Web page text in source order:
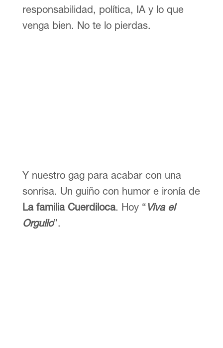
responsabilidad, política, IA y lo que
venga bien. No te lo pierdas.
Y nuestro gag para acabar con una
sonrisa. Un guiño con humor e ironía de
La familia Cuerdiloca. Hoy “Viva el
Orgullo”.